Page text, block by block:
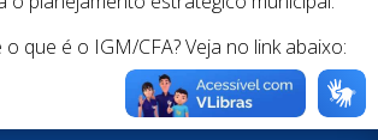
que é o IGM/CFA? Veja no link abaixo: